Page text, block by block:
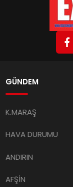
GÜNDEM
K.MARAŞ
HAVA DURUMU
ANDIRIN
AFŞİN